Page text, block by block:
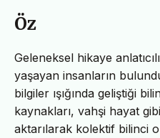
Öz
Geleneksel hikaye
yaşayan insanların
bilgiler ışığında geliştiği
kaynakları, vahşi hayat
aktarılarak kolektif bilinci